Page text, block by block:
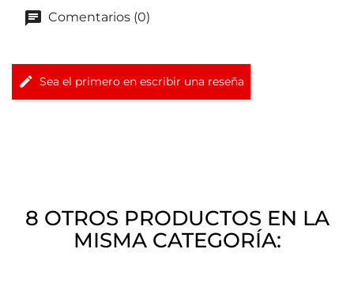
Comentarios (0)
Sea el primero en escribir una reseña
8 OTROS PRODUCTOS EN LA
MISMA CATEGORÍA: